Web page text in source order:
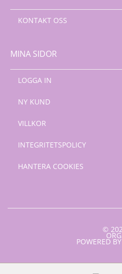
KONTAKT OSS
MINA SIDOR
LOGGA IN
NY KUND
VILLKOR
INTEGRITETSPOLICY
HANTERA COOKIES
©
POWERED